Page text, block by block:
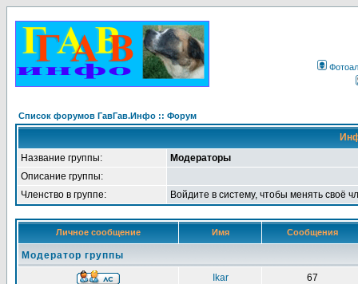
Список форумов ГавГав.Инфо :: Форум
Название группы:
Модераторы
Описание группы:
Членство в группе:
Войдите в систему, чтобы менять своё
Личное сообщение Имя Сообщения
Модератор группы
Ikar
67